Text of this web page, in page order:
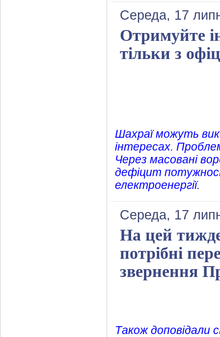
Середа, 17
Отримуйте
тільки з
Шахраї можуть
інтересах.
Через масовані
дефіцит
електроенергії.
Середа, 17
На цей
потрібні
звернення
Також доповідали